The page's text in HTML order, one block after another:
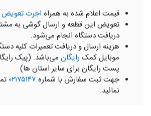
قیمت اعلام شده به همراه اجرت تعویض
تعویض این قطعه و ارسال گوشی به
دریافت دستگاه انجام می‌شود.
هزینه ارسال و دریافت تعمیرات کلیه
موبایل کمک رایگان می‌باشد. (پیک
پست رایگان برای سایر استان ها)
جهت ثبت سفارش با شماره ۰۲۱۷۵۱۴۷
نمائید.